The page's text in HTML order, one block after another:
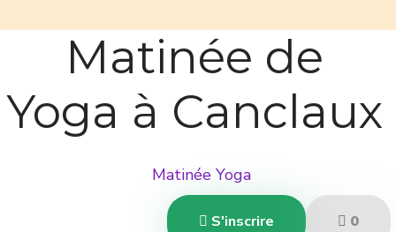
Matinée de
Yoga à Canclaux
Matinée Yoga
S'inscrire 0